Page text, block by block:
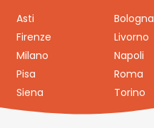
Asti Bologna
Firenze
Livorno
Milano
Napoli
Pisa
Roma
Siena
Torino